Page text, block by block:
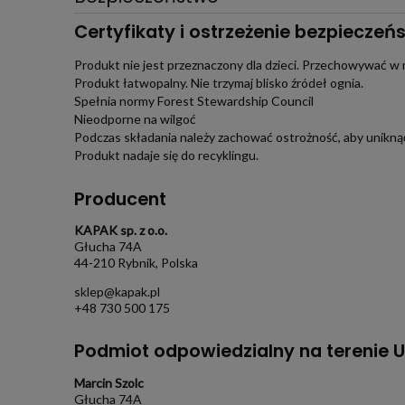
Certyfikaty i ostrzeżenie
Produkt nie jest przeznaczony dla dzieci. Przechowywać w
Produkt łatwopalny. Nie trzymaj blisko źródeł ognia.
Spełnia normy Forest Stewardship Council
Nieodporne na wilgoć
Podczas składania należy zachować ostrożność, aby
Produkt nadaje się do recyklingu.
Producent
KAPAK sp. z o.o.
Głucha 74A
44-210 Rybnik, Polska
sklep@kapak.pl
+48 730 500 175
Podmiot odpowiedzialny na terenie
Marcin Szolc
Głucha 74A